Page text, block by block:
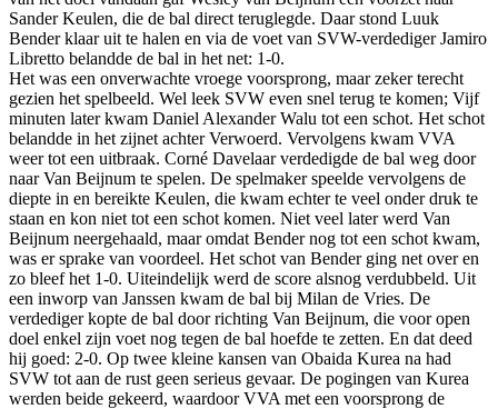
Sander Keulen, die de bal direct teruglegde. Daar stond Luuk
Bender klaar uit te halen en via de voet van SVW-verdediger Jamiro
Libretto belandde de bal in het net: 1-0.
Het was een onverwachte vroege voorsprong, maar zeker terecht
gezien het spelbeeld. Wel leek SVW even snel terug te komen; Vijf
minuten later kwam Daniel Alexander Walu tot een schot. Het schot
belandde in het zijnet achter Verwoerd. Vervolgens kwam VVA
weer tot een uitbraak. Corné Davelaar verdedigde de bal weg door
naar Van Beijnum te spelen. De spelmaker speelde vervolgens de
diepte in en bereikte Keulen, die kwam echter te veel onder druk te
staan en kon niet tot een schot komen. Niet veel later werd Van
Beijnum neergehaald, maar omdat Bender nog tot een schot kwam,
was er sprake van voordeel. Het schot van Bender ging net over en
zo bleef het 1-0. Uiteindelijk werd de score alsnog verdubbeld. Uit
een inworp van Janssen kwam de bal bij Milan de Vries. De
verdediger kopte de bal door richting Van Beijnum, die voor open
doel enkel zijn voet nog tegen de bal hoefde te zetten. En dat deed
hij goed: 2-0. Op twee kleine kansen van Obaida Kurea na had
SVW tot aan de rust geen serieus gevaar. De pogingen van Kurea
werden beide gekeerd, waardoor VVA met een voorsprong de